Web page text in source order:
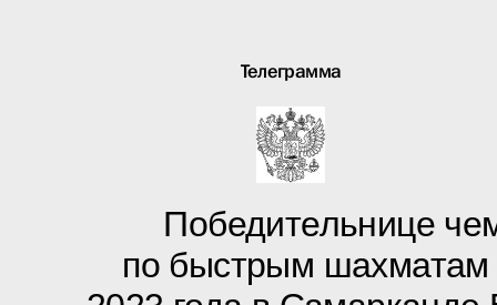
Телеграмма
Победительнице
по быстрым шахматам